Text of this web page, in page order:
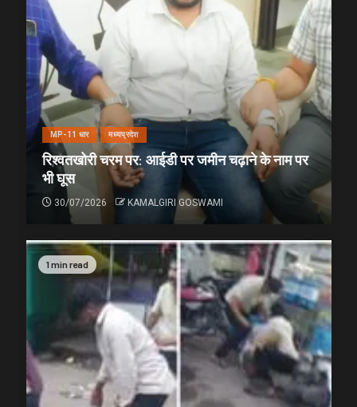
MP-11 धार मध्यप्रदेश
रिश्वतखोरी चरम पर: आईडी पर जमीन चढ़ाने के नाम पर
भी घूस
30/07/2026 KAMALGIRI GOSWAMI
1 min read